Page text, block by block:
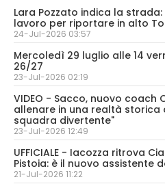
Lara Pozzato indica la
lavoro per riportare in alto
24-Jul-2026 03:57
Mercoledì 29 luglio alle 14
26/27
23-Jul-2026 02:19
VIDEO - Sacco, nuovo coach
allenare in una realtà storica
squadra divertente"
23-Jul-2026 12:49
UFFICIALE - Iacozza ritrova
Pistoia: è il nuovo assistente
21-Jul-2026 11:22